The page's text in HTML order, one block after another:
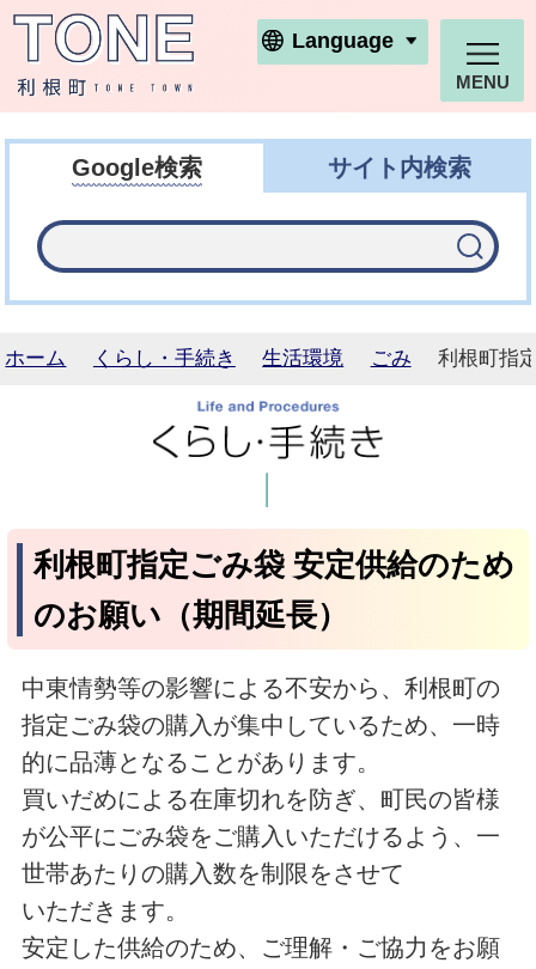
利根町ホームページ
Language
MENU
Google検索 サイト内検索
ホーム くらし・手続き 生活環境 ごみ 利根町指
利根町指定ごみ袋 安定供給のため
のお願い（期間延長）
中東情勢等の影響による不安から、利根町の
指定ごみ袋の購入が集中しているため、一時
的に品薄となることがあります。
買いだめによる在庫切れを防ぎ、町民の皆様
が公平にごみ袋をご購入いただけるよう、一
世帯あたりの購入数を制限をさせて
いただきます。
安定した供給のため、ご理解・ご協力をお願